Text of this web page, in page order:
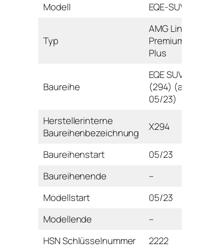
Modell
EQE-SUV
Typ
AMG Line
Premium
Plus
Baureihe
EQE SUV
(294) (ab
05/23)
Herstellerinterne
Baureihenbezeichnung
X294
Baureihenstart
05/23
Baureihenende
–
Modellstart
05/23
Modellende
–
HSN Schlüsselnummer
2222